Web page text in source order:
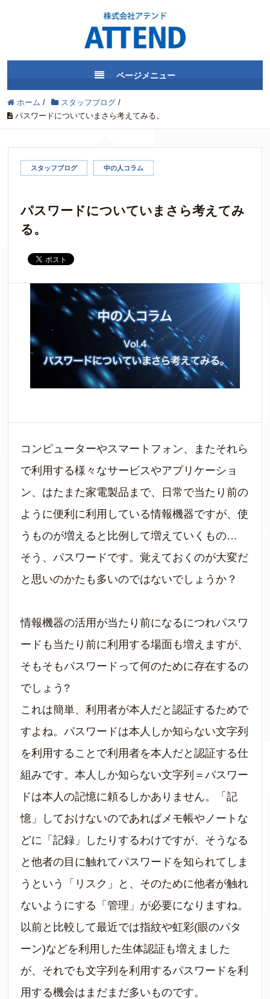
ページメニュー
ホーム / スタッフブログ /
パスワードについていまさら考えてみる。
スタッフブログ 中の人コラム
パスワードについていまさら考えてみ
る。
コンピューターやスマートフォン、またそれら
で利用する様々なサービスやアプリケーショ
ン、はたまた家電製品まで、日常で当たり前の
ように便利に利用している情報機器ですが、使
うものが増えると比例して増えていくもの…
そう、パスワードです。覚えておくのが大変だ
と思いのかたも多いのではないでしょうか？
情報機器の活用が当たり前になるにつれパスワ
ードも当たり前に利用する場面も増えますが、
そもそもパスワードって何のために存在するの
でしょう?
これは簡単、利用者が本人だと認証するためで
すよね。パスワードは本人しか知らない文字列
を利用することで利用者を本人だと認証する仕
組みです。本人しか知らない文字列＝パスワー
ドは本人の記憶に頼るしかありません。「記
憶」しておけないのであればメモ帳やノートな
どに「記録」したりするわけですが、そうなる
と他者の目に触れてパスワードを知られてしま
うという「リスク」と、そのために他者が触れ
ないようにする「管理」が必要になりますね。
以前と比較して最近では指紋や虹彩(眼のパタ
ーン)などを利用した生体認証も増えました
が、それでも文字列を利用するパスワードを利
用する機会はまだまだ多いものです。